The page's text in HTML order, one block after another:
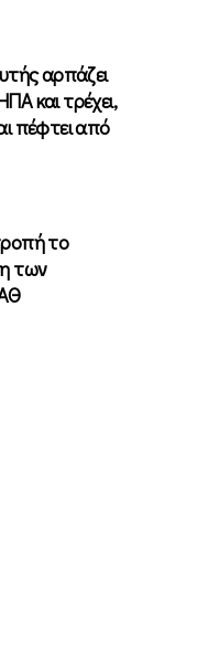
αρπάζει
και τρέχει,
πέφτει από
το
των